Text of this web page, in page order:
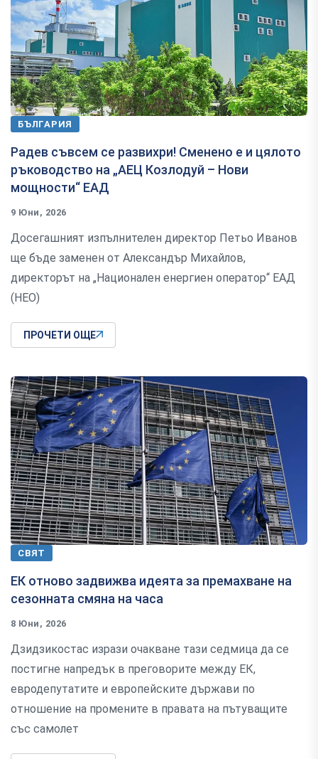
БЪЛГАРИЯ
Радев съвсем се развихри! Сменено е и цялото
ръководство на „АЕЦ Козлодуй – Нови
мощности“ ЕАД
9 Юни, 2026
Досегашният изпълнителен директор Петьо Иванов
ще бъде заменен от Александър Михайлов,
директорът на „Национален енергиен оператор“ ЕАД
(НЕО)
ПРОЧЕТИ ОЩЕ
СВЯТ
ЕК отново задвижва идеята за премахване на
сезонната смяна на часа
8 Юни, 2026
Дзидзикостас изрази очакване тази седмица да се
постигне напредък в преговорите между ЕК,
евродепутатите и европейските държави по
отношение на промените в правата на пътуващите
със самолет